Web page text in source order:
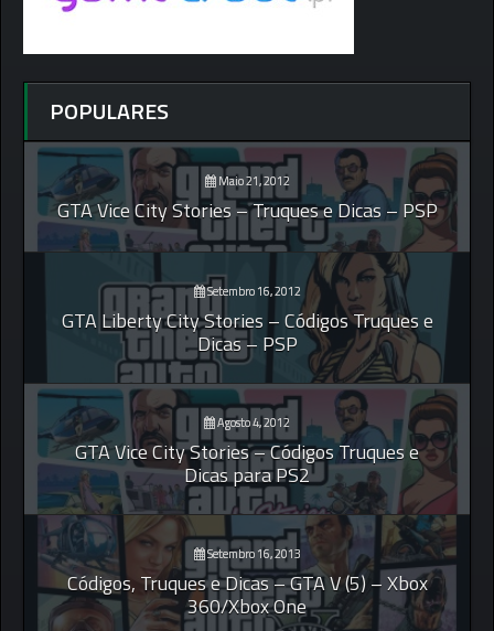
POPULARES
Maio 21, 2012
GTA Vice City Stories – Truques e Dicas – PSP
Setembro 16, 2012
GTA Liberty City Stories – Códigos Truques e
Dicas – PSP
Agosto 4, 2012
GTA Vice City Stories – Códigos Truques e
Dicas para PS2
Setembro 16, 2013
Códigos, Truques e Dicas – GTA V (5) – Xbox
360/Xbox One